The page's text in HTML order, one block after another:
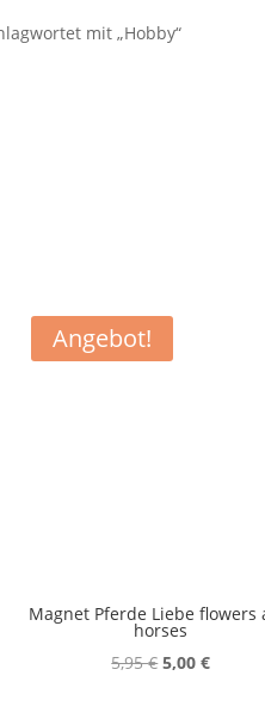
mit „Hobby“
Angebot!
Magnet Pferde Liebe flowers
horses
5,95€ 5,00€